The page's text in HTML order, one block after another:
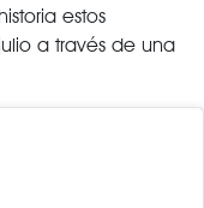
estos
a través de una